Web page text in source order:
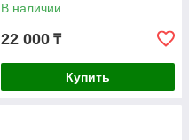
В наличии
22 000 ₸
Купить